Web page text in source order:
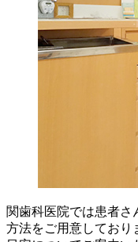
関歯科医院では患者さ
方法をご用意しており